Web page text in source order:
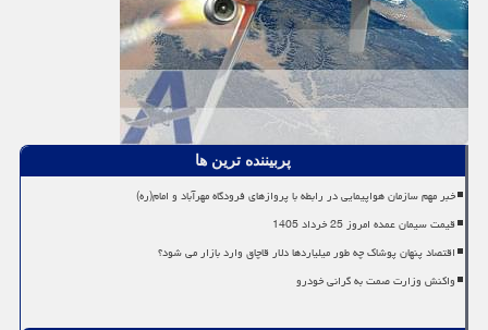
پربیننده ترین ها
خبر مهم سازمان هواپیمایی در رابطه با پروازهای فرودگاه مهرآباد و امام(ره)
قیمت سیمان عمده امروز 25 خرداد 1405
اقتصاد پنهان پوشاک چه طور میلیاردها دلار قاچاق وارد بازار می شود؟
واکنش وزارت صمت به گرانی خودرو